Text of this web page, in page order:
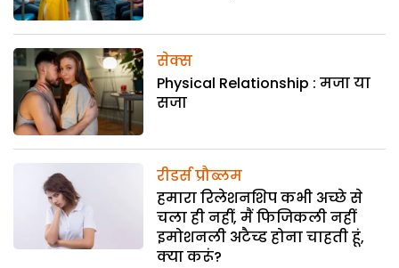
सेक्स
Physical Relationship : मजा या
सजा
रीडर्स प्रौब्लम
हमारा रिलेशनशिप कभी अच्छे से
चला ही नहीं, मैं फिजिकली नहीं
इमोशनली अटैच्ड होना चाहती हूं,
क्या करूं?